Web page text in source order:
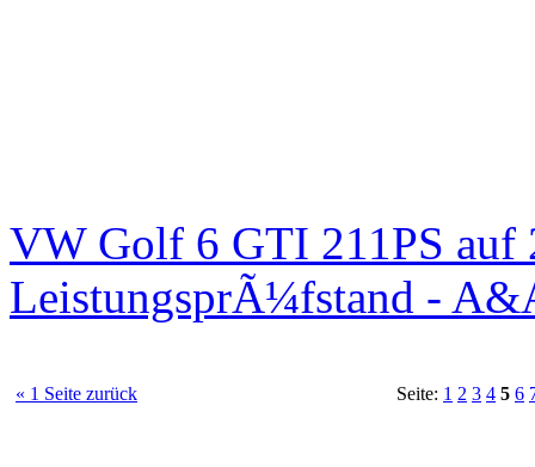
VW Golf 6 GTI 211PS auf
LeistungsprÃ¼fstand -
« 1 Seite zurück Seite: 1 2 3 4 5 6